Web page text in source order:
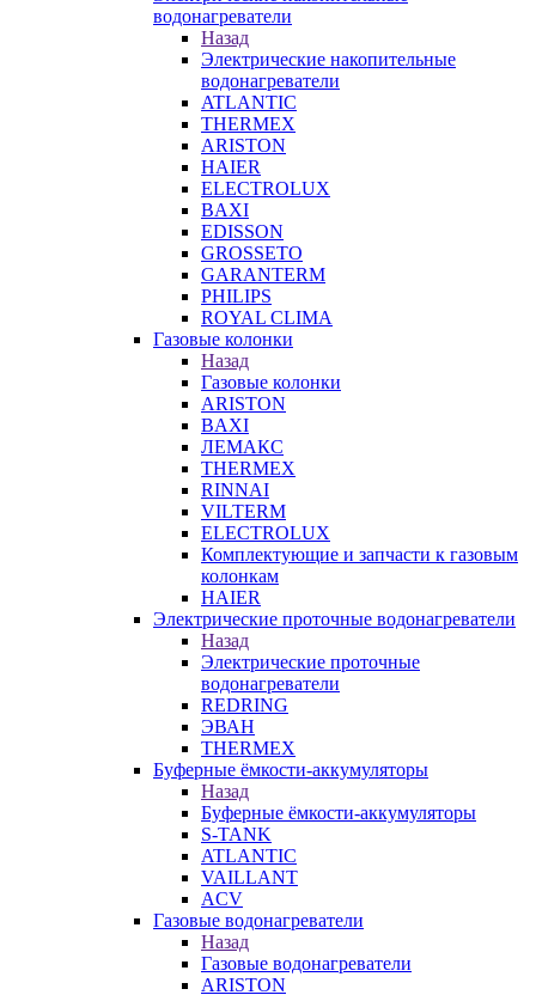
водонагреватели
Назад
Электрические накопительные
водонагреватели
ATLANTIC
THERMEX
ARISTON
HAIER
ELECTROLUX
BAXI
EDISSON
GROSSETO
GARANTERM
PHILIPS
ROYAL CLIMA
Газовые колонки
Назад
Газовые колонки
ARISTON
BAXI
ЛЕМАКС
THERMEX
RINNAI
VILTERM
ELECTROLUX
Комплектующие и запчасти к газовым
колонкам
HAIER
Электрические проточные водонагреватели
Назад
Электрические проточные
водонагреватели
REDRING
ЭВАН
THERMEX
Буферные ёмкости-аккумуляторы
Назад
Буферные ёмкости-аккумуляторы
S-TANK
ATLANTIC
VAILLANT
ACV
Газовые водонагреватели
Назад
Газовые водонагреватели
ARISTON